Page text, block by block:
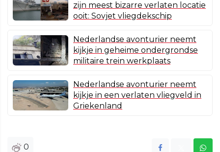
zijn meest bizarre verlaten locatie
ooit: Sovjet vliegdekschip
Nederlandse avonturier neemt
kijkje in geheime ondergrondse
militaire trein werkplaats
Nederlandse avonturier neemt
kijkje in een verlaten vliegveld in
Griekenland
0